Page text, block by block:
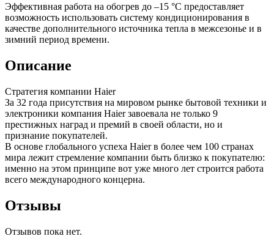
Эффективная работа на обогрев до –15 °С предоставляет
возможность использовать систему кондиционирования в
качестве дополнительного источника тепла в межсезонье и в
зимний период времени.
Описание
Стратегия компании Haier
За 32 года присутствия на мировом рынке бытовой техники и
электроники компания Haier завоевала не только 9
престижных наград и премий в своей области, но и
признание покупателей.
В основе глобального успеха Haier в более чем 100 странах
мира лежит стремление компании быть близко к покупателю:
именно на этом принципе вот уже много лет строится работа
всего международного концерна.
Отзывы
Отзывов пока нет.